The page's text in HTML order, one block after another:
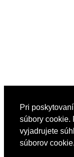
Pri
súbory cookie.
vyjadrujete
súborov cookie.
Reklama